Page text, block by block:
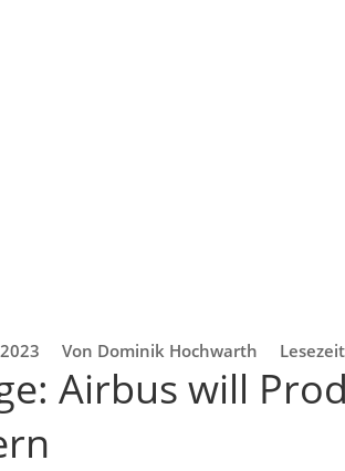
Von Dominik Hochwarth
Airbus will